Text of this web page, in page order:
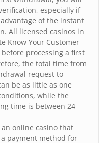
especially if
of the instant
All licensed casinos in
Know Your Customer
before processing a first
the total time from
request to
be as little as one
while the
time is between 24
an online casino that
a payment method for